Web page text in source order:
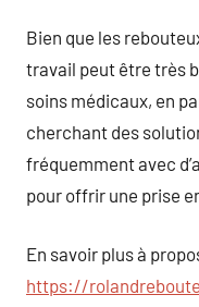
Bien que les
travail peut être très
soins médicaux, en
cherchant des
fréquemment avec
pour offrir une prise
En savoir plus à
https://